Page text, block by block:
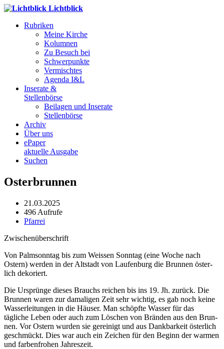
Lichtblick
Rubriken
Meine Kirche
Kolumnen
Zu Besuch bei
Schwerpunkte
Vermischtes
Agenda I&L
Inserate &
Stellenbörse
Beilagen und Inserate
Stellenbörse
Archiv
Über uns
ePaper
aktuelle Ausgabe
Suchen
Osterbrunnen
21.03.2025
496 Aufrufe
Pfarrei
Zwis­chenüber­schrift
Von Palm­son­ntag bis zum Weis­sen Son­ntag (eine Woche nach
Ostern) wer­den in der Alt­stadt von Laufen­burg die Brun­nen öster­
lich deko­ri­ert.
Die Ursprünge dieses Brauchs reichen bis ins 19. Jh. zurück. Die
Brun­nen waren zur dama­li­gen Zeit sehr wichtig, es gab noch keine
Wasser­leitun­gen in die Häuser. Man schöpfte Wass­er für das
tägliche Leben oder auch zum Löschen von Brän­den aus den Brun­
nen. Vor Ostern wur­den sie gere­inigt und aus Dankbarkeit öster­lich
geschmückt. Dies war auch ein Zeichen für den Beginn der war­men
und far­ben­fro­hen Jahreszeit.